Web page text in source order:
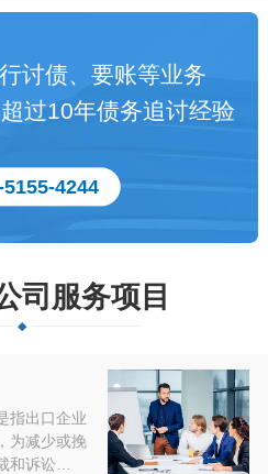
讨债、要账等业务
过10年债务追讨经验
5155-4244
司服务项目
指出口企业
为减少或挽
和诉讼…